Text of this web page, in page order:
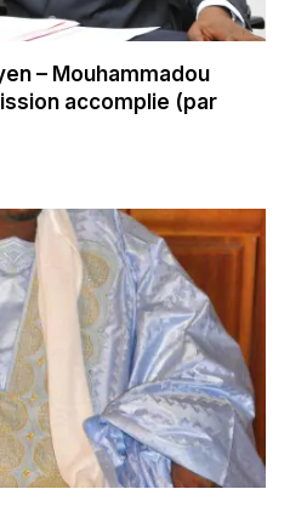
– Mouhammadou
accomplie (par